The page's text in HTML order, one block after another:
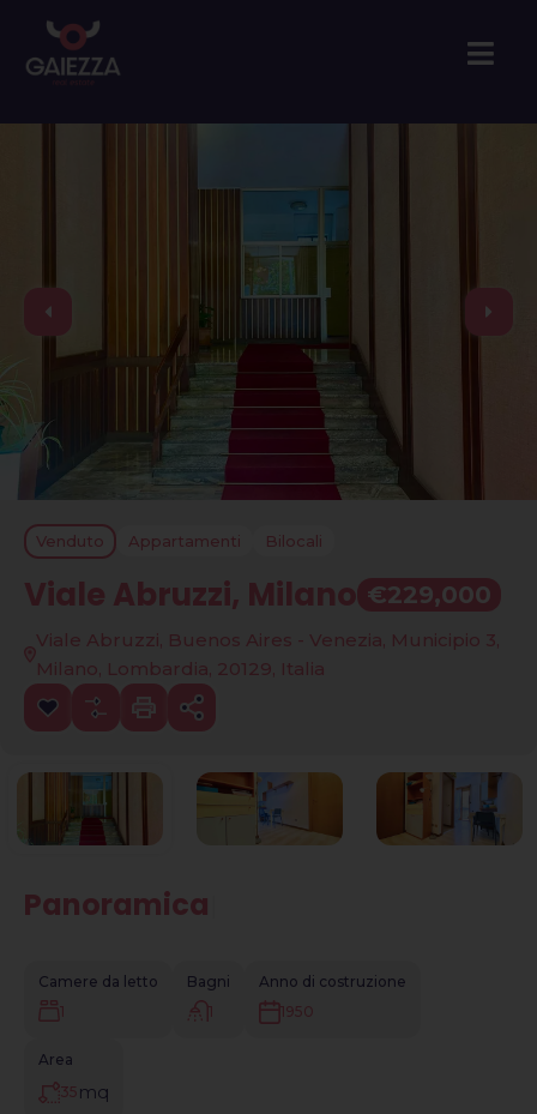
Venduto Appartamenti Bilocali
Viale Abruzzi, Milano €229,000
Viale Abruzzi, Buenos Aires - Venezia, Municipio 3,
Milano, Lombardia, 20129, Italia
Panoramica
Camere da letto
1
Bagni
1
Anno di costruzione
1950
Area
35 mq